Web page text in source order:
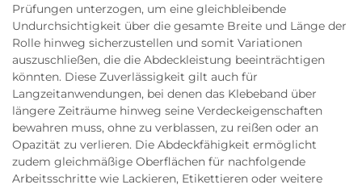
Prüfungen unterzogen, um eine gleichbleibende
Undurchsichtigkeit über die gesamte Breite und Länge der
Rolle hinweg sicherzustellen und somit Variationen
auszuschließen, die die Abdeckleistung beeinträchtigen
könnten. Diese Zuverlässigkeit gilt auch für
Langzeitanwendungen, bei denen das Klebeband über
längere Zeiträume hinweg seine Verdeckeigenschaften
bewahren muss, ohne zu verblassen, zu reißen oder an
Opazität zu verlieren. Die Abdeckfähigkeit ermöglicht
zudem gleichmäßige Oberflächen für nachfolgende
Arbeitsschritte wie Lackieren, Etikettieren oder weitere